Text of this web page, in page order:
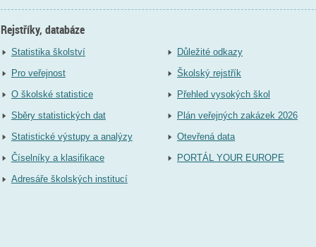
Rejstříky, databáze
Statistika školství
Pro veřejnost
O školské statistice
Sběry statistických dat
Statistické výstupy a analýzy
Číselníky a klasifikace
Adresáře školských institucí
Důležité odkazy
Školský rejstřík
Přehled vysokých škol
Plán veřejných zakázek 2026
Otevřená data
PORTÁL YOUR EUROPE